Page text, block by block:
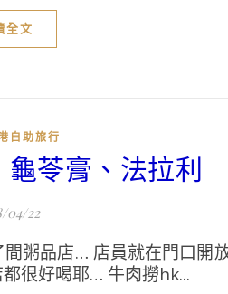
全文
自助旅行
苓膏、法拉利
04/22
粥品店… 店員就在門口開
很好喝耶… 牛肉撈hk...